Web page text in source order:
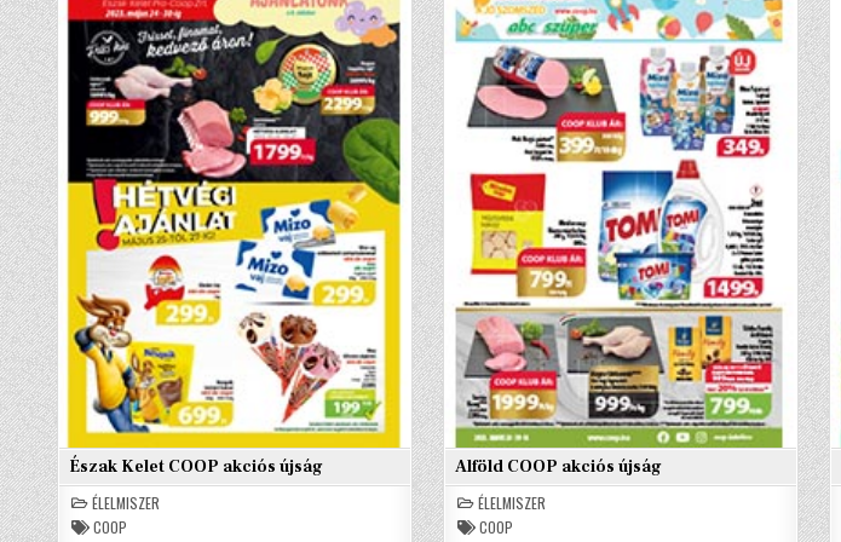
Észak Kelet COOP akciós újság
ÉLELMISZER
COOP
Alföld COOP akciós újság
ÉLELMISZER
COOP